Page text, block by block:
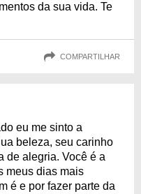
da sua vida. Te
COMPARTILHAR
eu me sinto a
beleza, seu carinho
de alegria. Você é a
meus dias mais
é e por fazer parte da